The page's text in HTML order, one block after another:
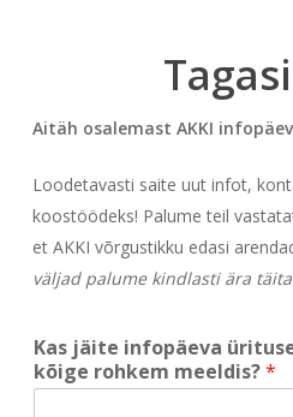
Aitäh osalemast AKKI
Loodetavasti saite uut infot,
koostöödeks! Palume teil
et AKKI võrgustikku edasi
väljad palume kindlasti ära
Kas jäite infopäeva
kõige rohkem meeldis?*